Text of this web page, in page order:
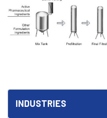
INDUSTRIES